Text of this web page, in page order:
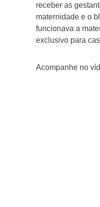
receber as
maternidade e o
funcionava a
exclusivo para
Acompanhe no